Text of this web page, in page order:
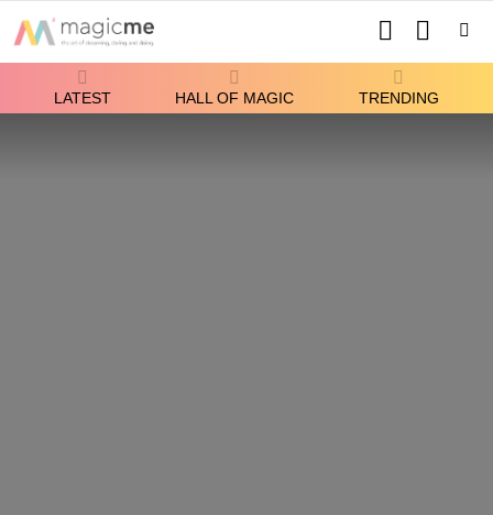
SWITCH
SKIN
LATEST HALL OF MAGIC TRENDING